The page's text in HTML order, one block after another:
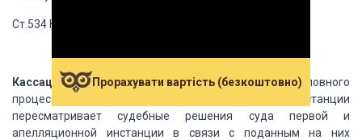
Ст.534 КПК.
Кассационное производство
— это стадия уголовного
процесса, в которой суд
кассационной инстанции
пересматривает судебные решения суда первой и
апелляционной инстанции в связи с поданным на них
Прорахувати вартість (безкоштовно)